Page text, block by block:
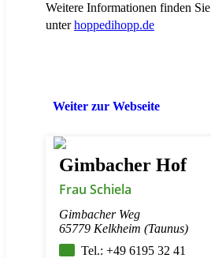
Weitere Informationen finden Sie
unterhoppedihopp.de
Weiter zur Webseite
Gimbacher Hof
Frau Schiela
Gimbacher Weg
65779 Kelkheim (Taunus)
Tel.: +49 6195 32 41